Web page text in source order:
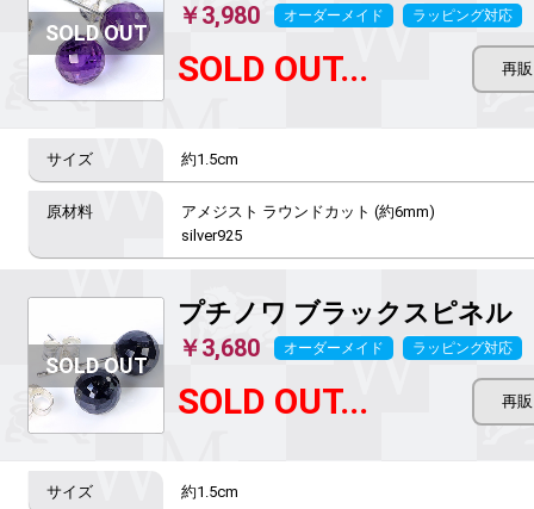
￥3,980 オーダーメイド ラッピング対応
SOLD OUT...
約1.5cm
アメジスト ラウンドカット (約6mm)
silver925
プチノワ ブラックスピネル
￥3,680 オーダーメイド ラッピング対応
SOLD OUT...
約1.5cm